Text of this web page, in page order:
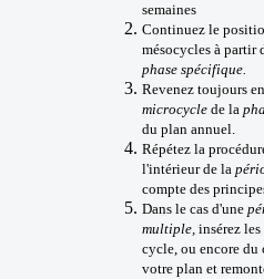
semaines
Continuez le
mésocycles à partir
phase spécifique.
Revenez toujours
microcycle de la
du plan annuel.
Répétez la
l'intérieur de la
compte des
Dans le cas d'une
multiple, insérez
cycle, ou encore
votre plan et